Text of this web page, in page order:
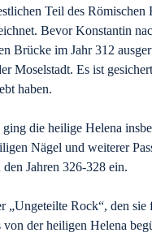
Teil des Römischen
Bevor Konstantin
Brücke im Jahr 312
Moselstadt. Es ist
haben.
ging die heilige Helena
Nägel und weiterer
Jahren 326-328 ein.
„Ungeteilte Rock“, den sie
der heiligen Helena